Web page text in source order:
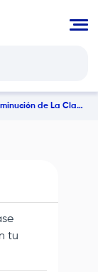
de La Clase
tu